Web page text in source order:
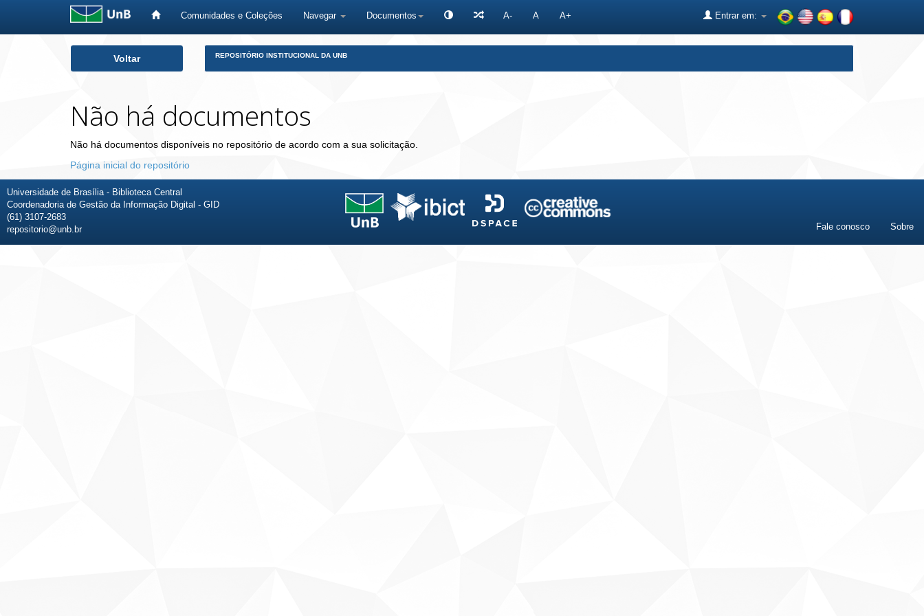
Comunidades e Coleções Navegar Documentos A- A A+ Entrar em:
Voltar REPOSITÓRIO INSTITUCIONAL DA UNB
Não há documentos
Não há documentos disponíveis no repositório de acordo com a sua solicitação.
Página inicial do repositório
Universidade de Brasília - Biblioteca Central
Coordenadoria de Gestão da Informação Digital - GID
(61) 3107-2683
repositorio@unb.br
Fale conosco Sobre